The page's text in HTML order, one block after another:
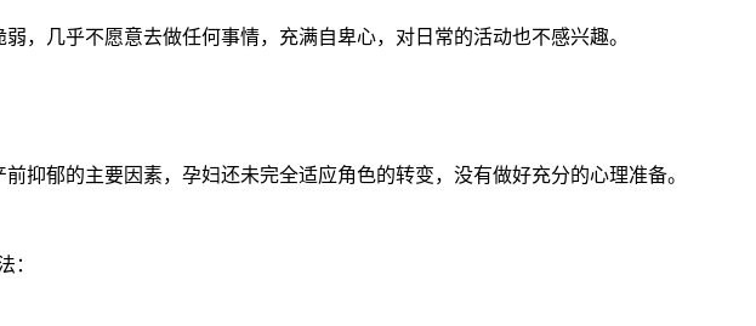
，几乎不愿意去做任何事情，充满自卑心，对日常的活动也不感兴趣。
抑郁的主要因素，孕妇还未完全适应角色的转变，没有做好充分的心理准备。
：